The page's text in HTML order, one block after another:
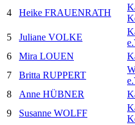
4
Heike FRAUENRATH
5
Juliane VOLKE
6
Mira LOUEN
7
Britta RUPPERT
8
Anne HÜBNER
9
Susanne WOLFF